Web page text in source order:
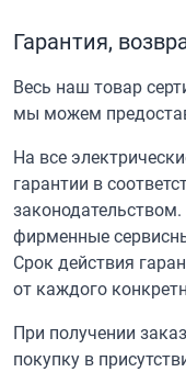
Гарантия,
Весь наш товар
мы можем
На все
гарантии в
фирменные
Срок действия
от каждого
При получении
покупку в